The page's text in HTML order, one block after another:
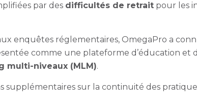
par des difficultés de retrait pour les
enquêtes réglementaires, OmegaPro a
comme une plateforme d’éducation
multi-niveaux (MLM).
supplémentaires sur la continuité des